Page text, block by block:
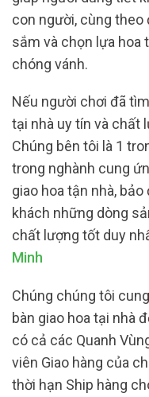
con người, cùng
sắm và chọn lựa hoa
chóng vánh.
Nếu người chơi đã
tại nhà uy tín và chất
Chúng bên tôi là 1
trong nghành cung
giao hoa tận nhà,
khách những dòng
chất lượng tốt duy
Minh
Chúng chúng tôi
bàn giao hoa tại nhà
có cả các Quanh
viên Giao hàng của
thời hạn Ship hàng